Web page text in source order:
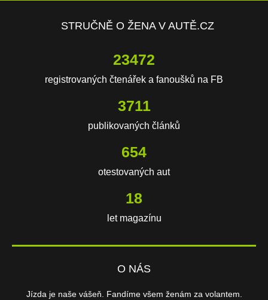
STRUČNĚ O ŽENA V AUTĚ.CZ
23472
registrovaných čtenářek a fanoušků na FB
3711
publikovaných článků
654
otestovaných aut
18
let magazínu
O NÁS
Jízda je naše vášeň. Fandíme všem ženám za volantem.